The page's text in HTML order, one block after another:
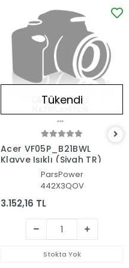
Tükendi
Acer VF05P_B21BWL
Klavye Işıklı (Siyah TR)
ParsPower
442X3QOV
3.152,16 TL
Stokta Yok